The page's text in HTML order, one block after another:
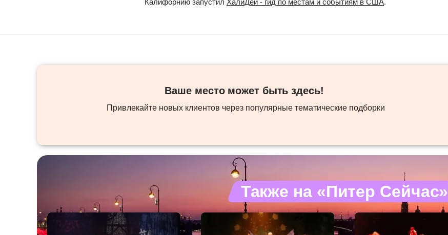
Калифорнию запустил ХалиДей - гид по местам и событиям в США.
Ваше место может быть здесь! ​
Привлекайте новых клиентов через популярные тематические подборки
Также на «Питер Сейчас»